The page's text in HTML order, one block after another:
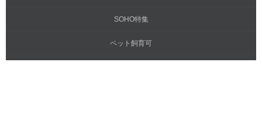
SOHO特集
ペット飼育可